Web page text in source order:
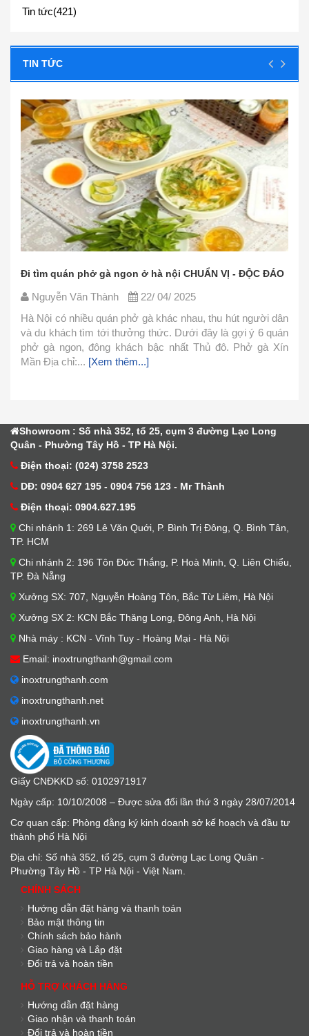
Tin tức(421)
TIN TỨC
ngon ở hà nội CHUẨN VỊ - ĐỘC ĐÁO
22/ 04/ 2025
phở gà khác nhau, thu hút người dân
thưởng thức. Dưới đây là gợi ý 6 quán
khách bậc nhất Thủ đô. Phở gà Xín
thêm...]
Các nguyên liệu nấu
Nguyễn Văn Thành
Phở là món ăn thơm
cách chế biến. Hôm
Showroom : Số nhà 352, tổ 25, cụm 3 đường Lạc Long
Quân - Phường Tây Hồ - TP Hà Nội.
Điện thoại: (024) 3758 2523
DĐ: 0904 627 195 - 0904 756 123 - Mr Thành
Điện thoại: 0904.627.195
Chi nhánh 1: 269 Lê Văn Quới, P. Bình Trị Đông, Q. Bình Tân,
TP. HCM
Chi nhánh 2: 196 Tôn Đức Thắng, P. Hoà Minh, Q. Liên Chiểu,
TP. Đà Nẵng
Xưởng SX: 707, Nguyễn Hoàng Tôn, Bắc Từ Liêm, Hà Nội
Xưởng SX 2: KCN Bắc Thăng Long, Đông Anh, Hà Nội
Nhà máy : KCN - Vĩnh Tuy - Hoàng Mại - Hà Nội
Email: inoxtrungthanh@gmail.com
inoxtrungthanh.com
inoxtrungthanh.net
inoxtrungthanh.vn
Giấy CNĐKKD số: 0102971917
Ngày cấp: 10/10/2008 – Được sửa đổi lần thứ 3 ngày 28/07/2014
Cơ quan cấp: Phòng đằng ký kinh doanh sở kế hoạch và đầu tư
thành phố Hà Nội
Địa chỉ: Số nhà 352, tổ 25, cụm 3 đường Lạc Long Quân -
Phường Tây Hồ - TP Hà Nội - Việt Nam.
CHÍNH SÁCH
Hướng dẫn đặt hàng và thanh toán
Bảo mật thông tin
Chính sách bảo hành
Giao hàng và Lắp đặt
Đổi trả và hoàn tiền
HỖ TRỢ KHÁCH HÀNG
Hướng dẫn đặt hàng
Giao nhận và thanh toán
Đổi trả và hoàn tiền